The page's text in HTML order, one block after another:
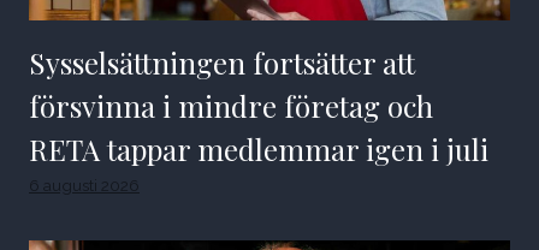
Sysselsättningen fortsätter att
försvinna i mindre företag och
RETA tappar medlemmar igen i juli
6 augusti 2026